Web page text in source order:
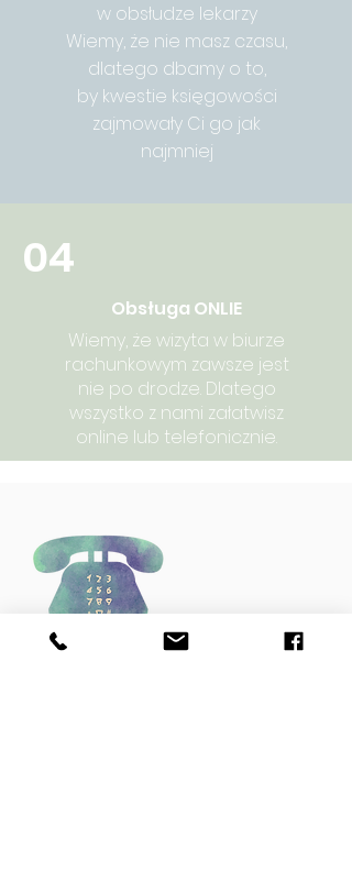
w obsłudze lekarzy
Wiemy, że nie masz czasu,
dlatego dbamy o to,
by kwestie księgowości
zajmowały Ci go jak
najmniej
04
Obsługa ONLIE
Wiemy, że wizyta w biurze
rachunkowym zawsze jest
nie po drodze. Dlatego
wszystko z nami załatwisz
online lub telefonicznie.